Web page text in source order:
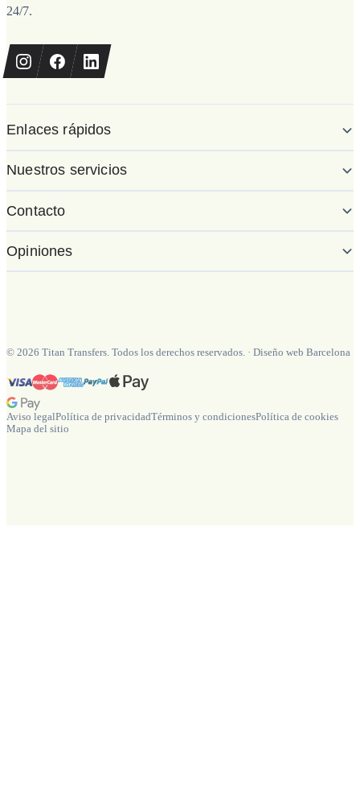
24/7.
Enlaces rápidos
Nuestros servicios
Contacto
Opiniones
© 2026 Titan Transfers. Todos los derechos reservados. · Diseño web Barcelona
Aviso legalPolítica de privacidadTérminos y condicionesPolítica de cookies
Mapa del sitio